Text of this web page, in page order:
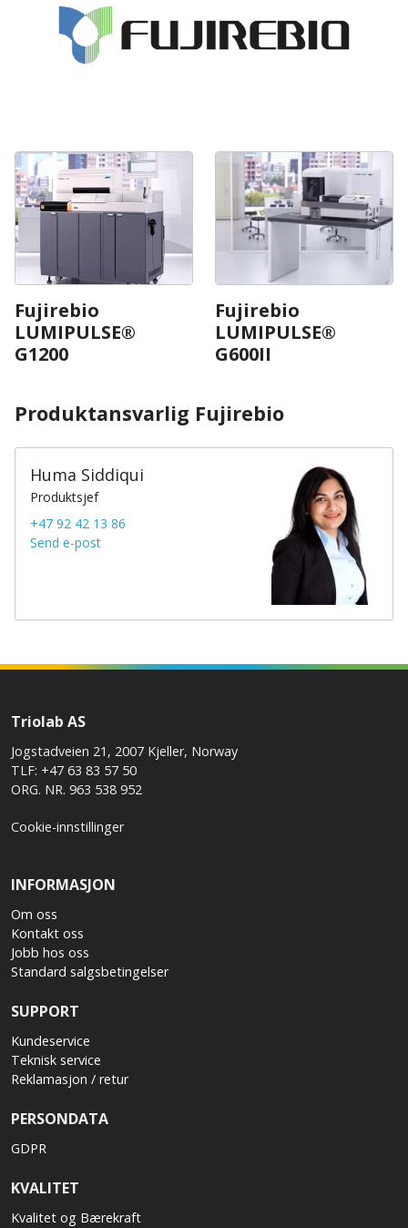
Fujirebio
LUMIPULSE®
G1200
Fujirebio
LUMIPULSE®
G600II
Produktansvarlig Fujirebio
Huma Siddiqui
Produktsjef
+47 92 42 13 86
Send e-post
Triolab AS
Jogstadveien 21, 2007 Kjeller, Norway
TLF: +47 63 83 57 50
ORG. NR. 963 538 952
Cookie-innstillinger
INFORMASJON
Om oss
Kontakt oss
Jobb hos oss
Standard salgsbetingelser
SUPPORT
Kundeservice
Teknisk service
Reklamasjon / retur
PERSONDATA
GDPR
KVALITET
Kvalitet og Bærekraft